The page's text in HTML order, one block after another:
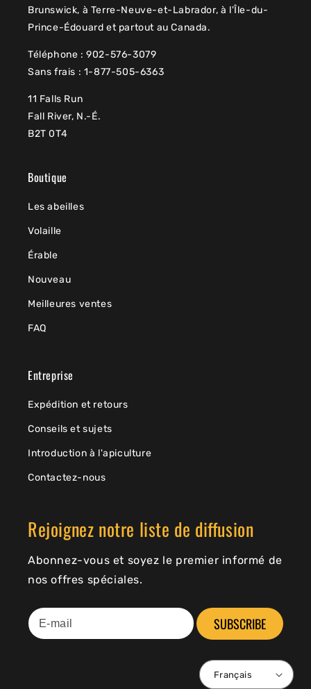
Brunswick, à Terre-Neuve-et-Labrador, à l'Île-du-
Prince-Édouard et partout au Canada.
Téléphone : 902-576-3079
Sans frais : 1-877-505-6363
11 Falls Run
Fall River, N.-É.
B2T 0T4
Boutique
Les abeilles
Volaille
Érable
Nouveau
Meilleures ventes
FAQ
Entreprise
Expédition et retours
Conseils et sujets
Introduction à l'apiculture
Contactez-nous
Rejoignez notre liste de diffusion
Abonnez-vous et soyez le premier informé de
nos offres spéciales.
SUBSCRIBE
Français